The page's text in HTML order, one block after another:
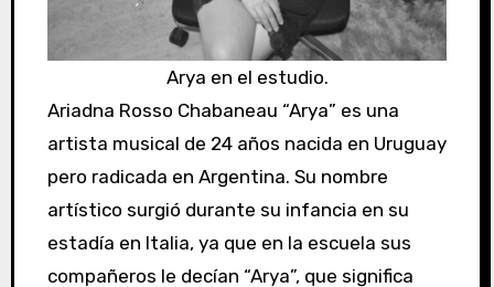
Arya en el estudio.
Ariadna Rosso Chabaneau “Arya” es una
artista musical de 24 años nacida en Uruguay
pero radicada en Argentina. Su nombre
artístico surgió durante su infancia en su
estadía en Italia, ya que en la escuela sus
compañeros le decían “Arya”, que significa